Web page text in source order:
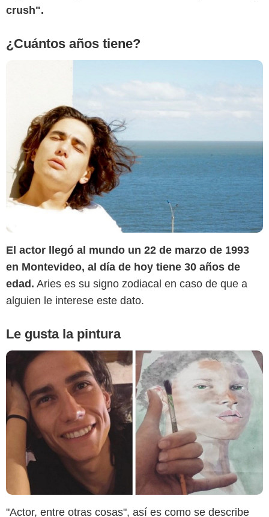
crush".
¿Cuántos años tiene?
El actor llegó al mundo un 22 de marzo de 1993
en Montevideo, al día de hoy tiene 30 años de
edad. Aries es su signo zodiacal en caso de que a
alguien le interese este dato.
Le gusta la pintura
Instagram @vogrincicenzo
"Actor, entre otras cosas", así es como se describe
Instagram @vogrincicenzo